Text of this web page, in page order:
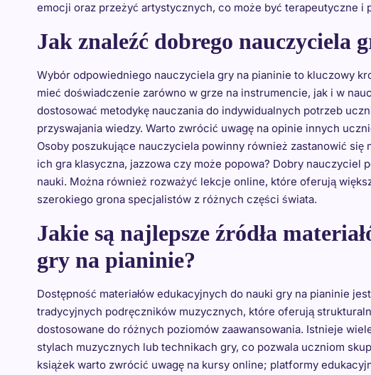
emocji oraz przeżyć artystycznych, co może być terapeutyczne i
Jak znaleźć dobrego nauczyciela
Wybór odpowiedniego nauczyciela gry na pianinie to kluczowy
mieć doświadczenie zarówno w grze na instrumencie, jak i w
dostosować metodykę nauczania do indywidualnych potrzeb
przyswajania wiedzy. Warto zwrócić uwagę na opinie innych
Osoby poszukujące nauczyciela powinny również zastanowić
ich gra klasyczna, jazzowa czy może popowa? Dobry nauczyciel
nauki. Można również rozważyć lekcje online, które oferują
szerokiego grona specjalistów z różnych części świata.
Jakie są najlepsze źródła
gry na pianinie?
Dostępność materiałów edukacyjnych do nauki gry na pianinie
tradycyjnych podręczników muzycznych, które oferują
dostosowane do różnych poziomów zaawansowania. Istnieje
stylach muzycznych lub technikach gry, co pozwala uczniom
książek warto zwrócić uwagę na kursy online; platformy